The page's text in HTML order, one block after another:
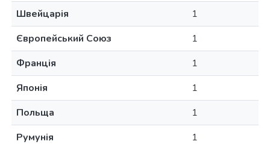
Швейцарія
1
Європейський Союз
1
Франція
1
Японія
1
Польща
1
Румунія
1